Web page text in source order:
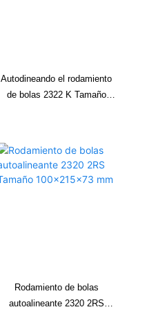
Autodineando el rodamiento
de bolas 2322 K Tamaño
Rodamiento de bolas
autoalineante 2320 2RS